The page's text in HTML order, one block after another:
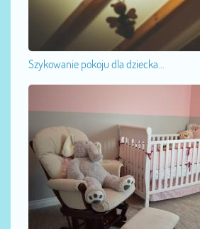
Szykowanie pokoju dla dziecka...